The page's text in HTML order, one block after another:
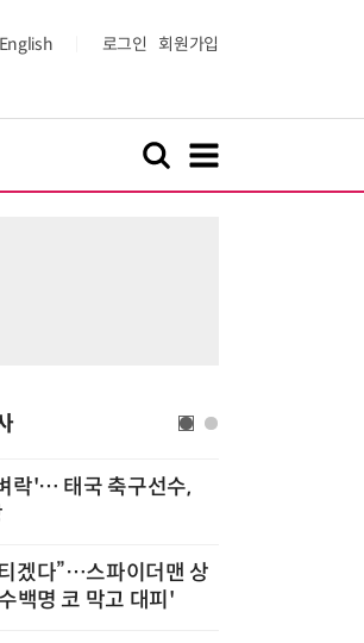
English 로그인 회원가입
락'… 태국 축구선수,
겠다”…스파이더맨 상
백명 코 막고 대피'